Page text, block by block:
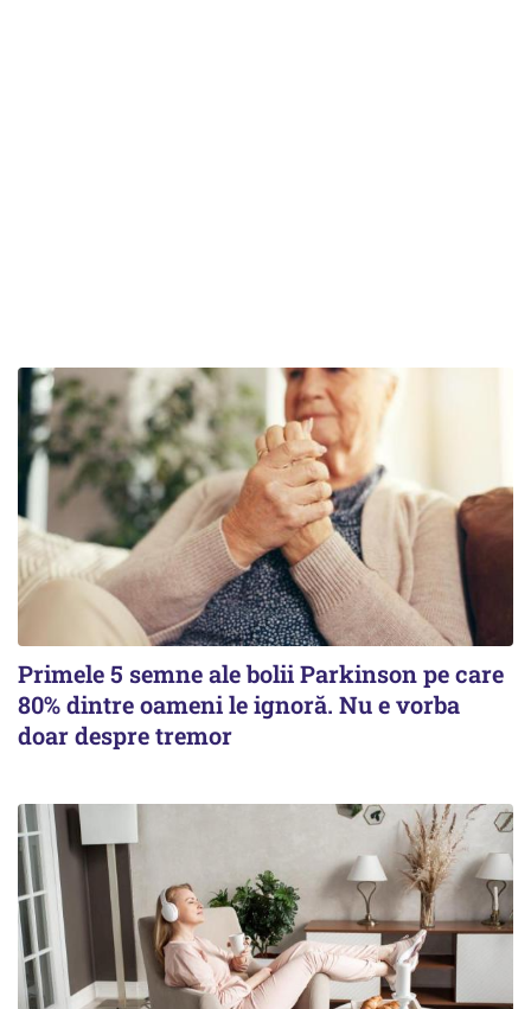
Primele 5 semne ale bolii Parkinson pe care
80% dintre oameni le ignoră. Nu e vorba
doar despre tremor